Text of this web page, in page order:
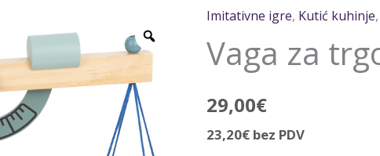
Imitativne igre, Kutić kuhinje,
Vaga za
29,00€
23,20€ bez PDV
Vaga
za
trgovinu